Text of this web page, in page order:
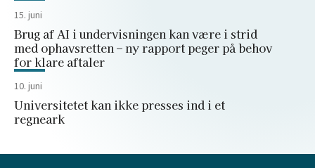
15. juni
Brug af AI i undervisningen kan være i strid
med ophavsretten – ny rapport peger på behov
for klare aftaler
10. juni
Universitetet kan ikke presses ind i et
regneark